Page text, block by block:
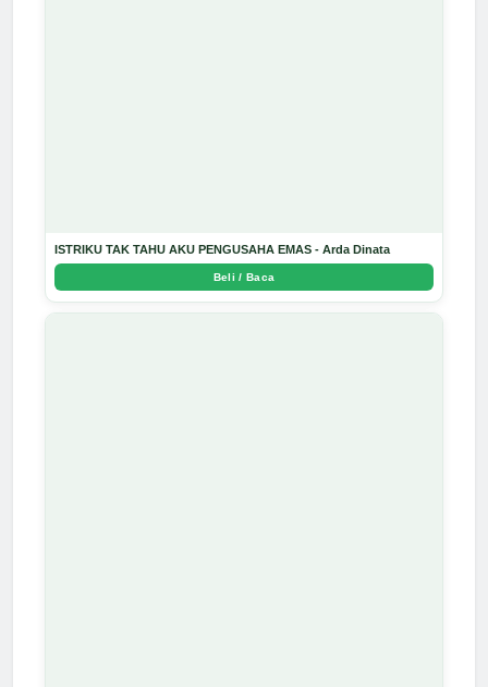
ISTRIKU TAK TAHU AKU PENGUSAHA EMAS - Arda Dinata
Beli / Baca